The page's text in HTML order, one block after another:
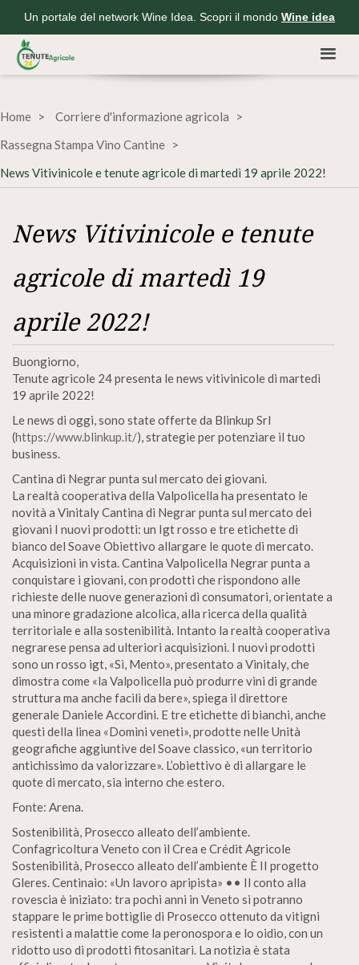
Un portale del network Wine Idea. Scopri il mondo Wine idea
Home
Corriere d'informazione agricola
Rassegna Stampa Vino Cantine
News Vitivinicole e tenute agricole di martedì 19 aprile 2022!
News Vitivinicole e tenute
agricole di martedì 19
aprile 2022!
Buongiorno,
Tenute agricole 24 presenta le news vitivinicole di martedì
19 aprile 2022!
Le news di oggi, sono state offerte da Blinkup Srl
(https://www.blinkup.it/), strategie per potenziare il tuo
business.
Cantina di Negrar punta sul mercato dei giovani.
La realtà cooperativa della Valpolicella ha presentato le
novità a Vinitaly Cantina di Negrar punta sul mercato dei
giovani I nuovi prodotti: un Igt rosso e tre etichette di
bianco del Soave Obiettivo allargare le quote di mercato.
Acquisizioni in vista. Cantina Valpolicella Negrar punta a
conquistare i giovani, con prodotti che rispondono alle
richieste delle nuove generazioni di consumatori, orientate a
una minore gradazione alcolica, alla ricerca della qualità
territoriale e alla sostenibilità. Intanto la realtà cooperativa
negrarese pensa ad ulteriori acquisizioni. I nuovi prodotti
sono un rosso igt, «Sì, Mento», presentato a Vinitaly, che
dimostra come «la Valpolicella può produrre vini di grande
struttura ma anche facili da bere», spiega il direttore
generale Daniele Accordini. E tre etichette di bianchi, anche
questi della linea «Domìni veneti», prodotte nelle Unità
geografiche aggiuntive del Soave classico, «un territorio
antichissimo da valorizzare». L’obiettivo è di allargare le
quote di mercato, sia interno che estero.
Fonte: Arena.
Sostenibilità, Prosecco alleato dell’ambiente.
Confagricoltura Veneto con il Crea e Crédit Agricole
Sostenibilità, Prosecco alleato dell’ambiente È II progetto
Gleres. Centinaio: «Un lavoro apripista» •• Il conto alla
rovescia è iniziato: tra pochi anni in Veneto si potranno
stappare le prime bottiglie di Prosecco ottenuto da vitigni
resistenti a malattie come la peronospora e lo oidio, con un
ridotto uso di prodotti fitosanitari. La notizia è stata